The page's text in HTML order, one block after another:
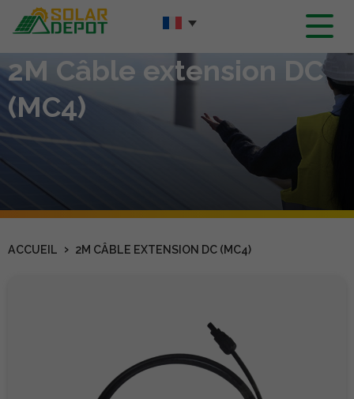
Contenu
principal
2M Câble extension DC
(MC4)
ACCUEIL › 2M CÂBLE EXTENSION DC (MC4)